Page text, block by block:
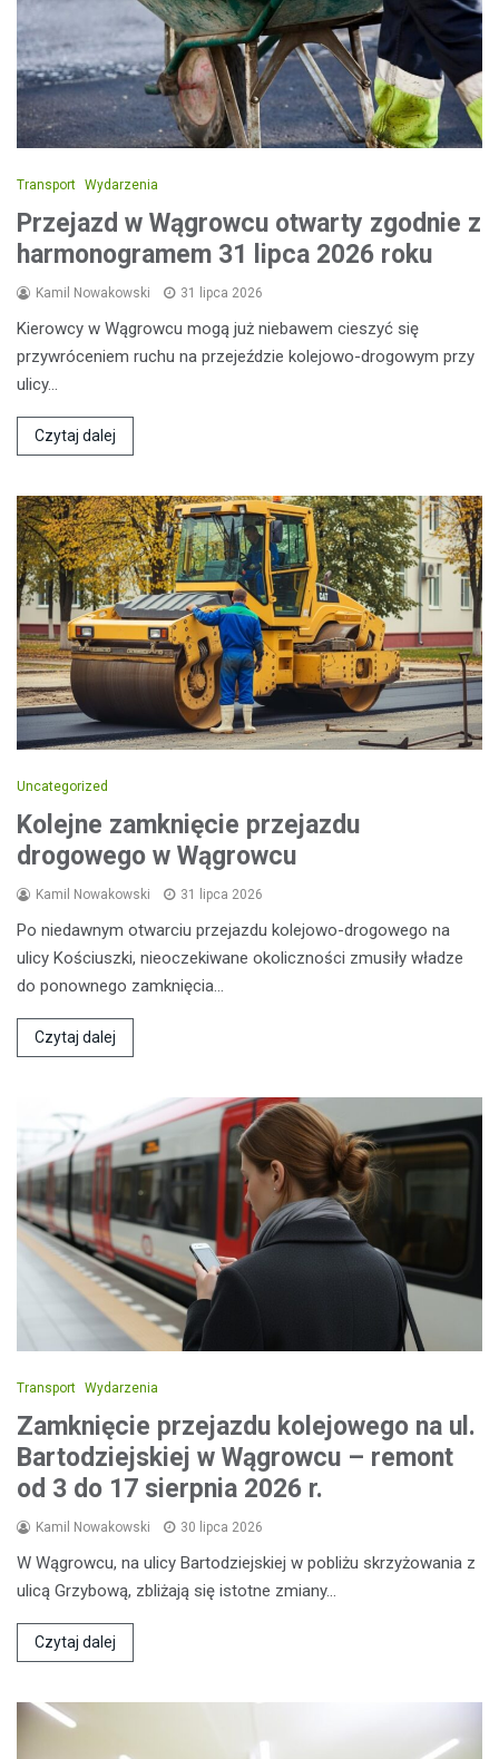
Transport Wydarzenia
Przejazd w Wągrowcu otwarty zgodnie z
harmonogramem 31 lipca 2026 roku
Kamil Nowakowski 31 lipca 2026
Kierowcy w Wągrowcu mogą już niebawem cieszyć się
przywróceniem ruchu na przejeździe kolejowo-drogowym przy
ulicy…
Czytaj dalej
Uncategorized
Kolejne zamknięcie przejazdu
drogowego w Wągrowcu
Kamil Nowakowski 31 lipca 2026
Po niedawnym otwarciu przejazdu kolejowo-drogowego na
ulicy Kościuszki, nieoczekiwane okoliczności zmusiły władze
do ponownego zamknięcia…
Czytaj dalej
Transport Wydarzenia
Zamknięcie przejazdu kolejowego na ul.
Bartodziejskiej w Wągrowcu – remont
od 3 do 17 sierpnia 2026 r.
Kamil Nowakowski 30 lipca 2026
W Wągrowcu, na ulicy Bartodziejskiej w pobliżu skrzyżowania z
ulicą Grzybową, zbliżają się istotne zmiany…
Czytaj dalej